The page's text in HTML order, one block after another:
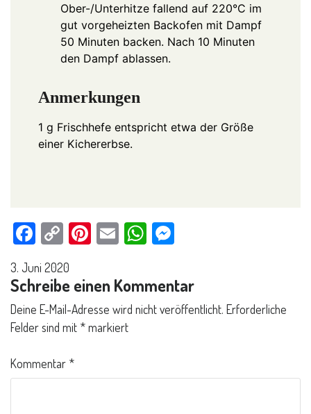
Ober-/Unterhitze fallend auf 220°C im
gut vorgeheizten Backofen mit Dampf
50 Minuten backen. Nach 10 Minuten
den Dampf ablassen.
Anmerkungen
1 g Frischhefe entspricht etwa der Größe
einer Kichererbse.
Facebook
Copy
Link
Pinterest
EmailWhatsApp
3. Juni 2020
Schreibe einen Kommentar
Deine E-Mail-Adresse wird nicht veröffentlicht. Erforderliche
Felder sind mit *markiert
Kommentar *